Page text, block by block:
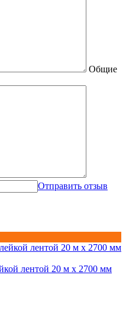
Общие
Отправить отзыв
лентой 20 м х 2700 мм